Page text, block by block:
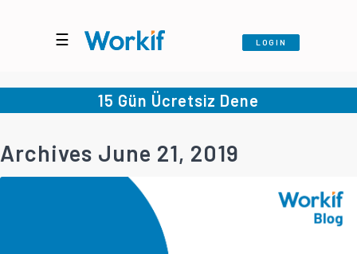
☰ LOGIN
15 Gün Ücretsiz Dene
Archives June 21, 2019